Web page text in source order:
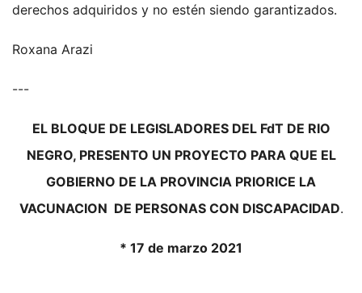
derechos adquiridos y no estén siendo garantizados.
Roxana Arazi
---
EL BLOQUE DE LEGISLADORES DEL FdT DE RIO
NEGRO, PRESENTO UN PROYECTO PARA QUE EL
GOBIERNO DE LA PROVINCIA PRIORICE LA
VACUNACION DE PERSONAS CON DISCAPACIDAD.
* 17 de marzo 2021